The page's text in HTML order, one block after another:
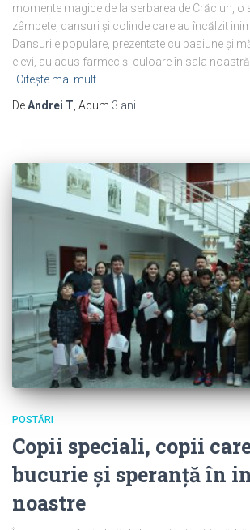
momente magice de la serbarea de Crăciun, o
zâmbete, dansuri și colinde care au încălzit
Dansurile populare, prezentate cu pasiune și
elevi, au adus farmec și culoare în sala
Citește mai mult…
DeAndrei T , Acum 3 ani
POSTĂRI
Copii speciali, copii
bucurie și speranță în
noastre